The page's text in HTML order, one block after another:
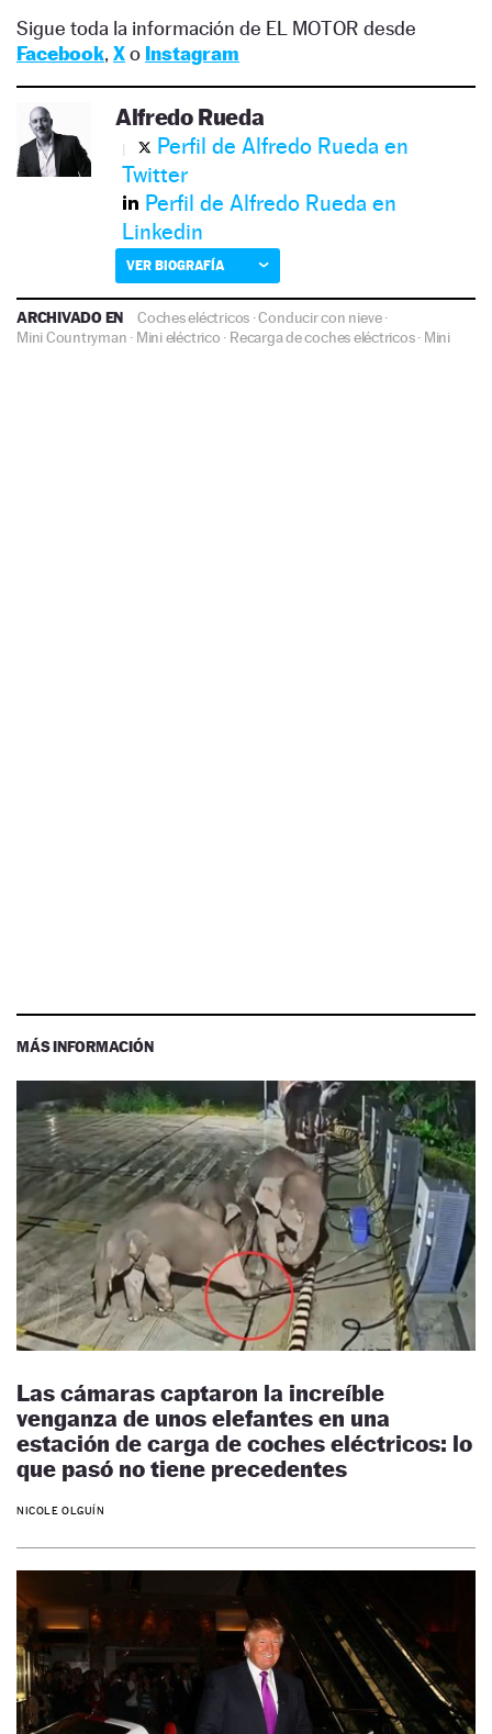
Sigue toda la información de EL MOTOR desde
Facebook, Xo Instagram
Alfredo Rueda
Perfil de Alfredo Rueda en
Twitter
Perfil de Alfredo Rueda en
Linkedin
VER BIOGRAFÍA
ARCHIVADO EN Coches eléctricos ·Conducir con nieve·
Mini Countryman · Mini eléctrico · Recarga de coches eléctricos· Mini
MÁS INFORMACIÓN
Las cámaras captaron la increíble
venganza de unos elefantes en una
estación de carga de coches eléctricos: lo
que pasó no tiene precedentes
NICOLE OLGUÍN